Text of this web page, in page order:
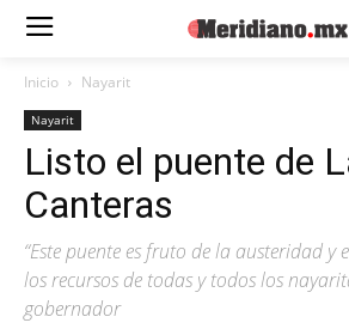
Inicio Nayarit
Nayarit
Listo el puente de
Canteras
“Este puente es fruto de la austeridad y
los recursos de todas y todos los
gobernador